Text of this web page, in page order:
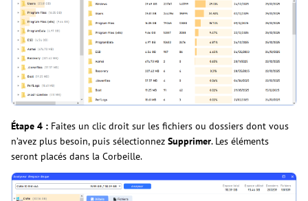
Étape 4 : Faites un clic droit sur les fichiers ou dossiers dont vous
n’avez plus besoin, puis sélectionnez Supprimer. Les éléments
seront placés dans la Corbeille.